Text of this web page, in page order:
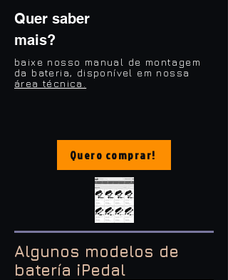
Quer saber
mais?
baixe nosso manual de montagem
da bateria, disponível em nossa
área técnica.
Quero comprar!
Algunos modelos de
batería iPedal